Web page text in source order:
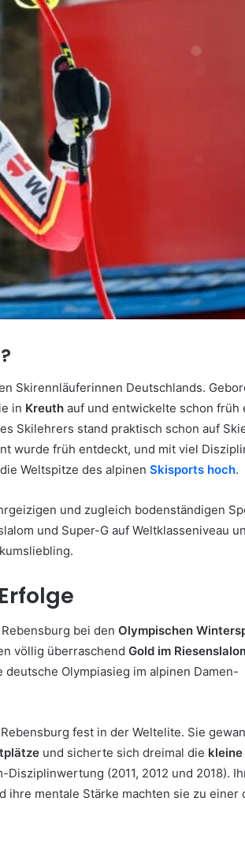
Skirennläuferinnen Deutschlands.
in Kreuth auf und entwickelte schon früh
Skilehrers stand praktisch schon auf
wurde früh entdeckt, und mit viel
Weltspitze des alpinen Skisports hoch.
und zugleich bodenständigen
und Super-G auf Weltklasseniveau
bei den Olympischen
völlig überraschend Gold im
Olympiasieg im alpinen Damen-
fest in der Weltelite. Sie
und sicherte sich dreimal die kleine
(2011, 2012 und 2018).
ihre mentale Stärke machten sie zu einer